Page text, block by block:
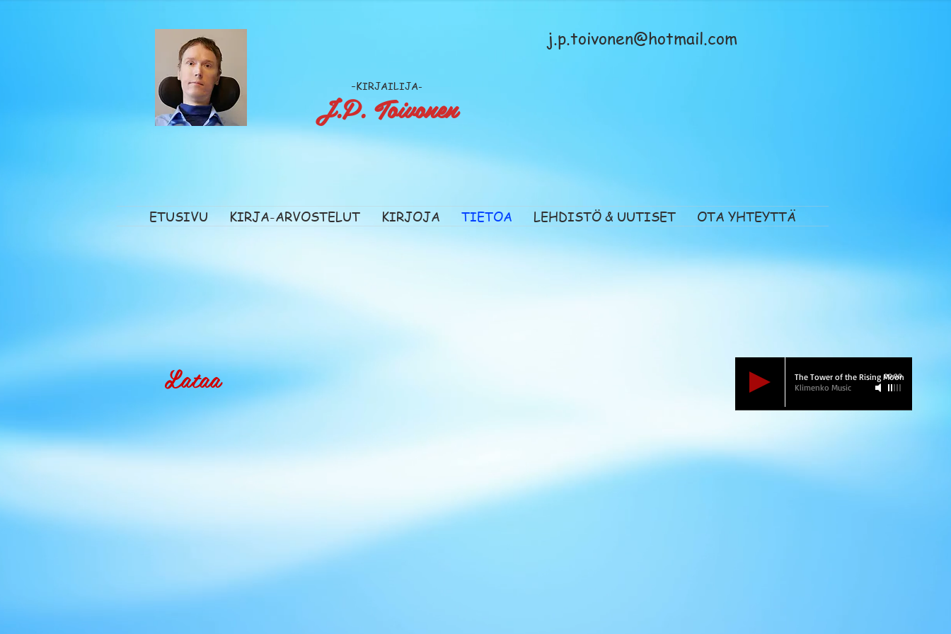
-KIRJAILIJA-
J.P. Toivonen
j.p.toivonen@hotmail.com
ETUSIVU KIRJA-ARVOSTELUT KIRJOJA TIETOA LEHDISTÖ & UUTISET OTA YHTEYTTÄ
Lataa
The Tower of the Rising Moon
Klimenko Music
00:00